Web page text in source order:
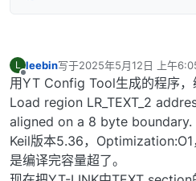
L
离线
leebin写于2025年5月12日 上午
最后由 编辑
用YT Config Tool生成的程序
Load region LR_TEXT_2
aligned on a 8 byte boundary.
Keil版本5.36，Optimization:O1
是编译完容量超了。